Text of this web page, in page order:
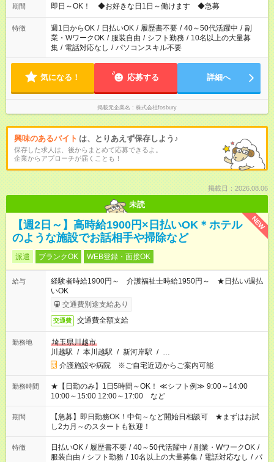
期間 即日～OK！ ◆お好きな日1日～働けます ◆急募
特徴 週1日からOK / 日払いOK / 履歴書不要 / 40～50代活躍中 / 副
業・WワークOK / 服装自由 / シフト勤務 / 10名以上の大量募
集 / 電話対応なし / パソコンスキル不要
気になる！ 応募する 詳細へ
掲載元企業名 株式会社fosbury
興味のあるバイト は、とりあえず保存しよう♪
保存した求人は、後からまとめて応募できるよ。
企業からアプローチが届くことも！
掲載日：2026.08.06
未読
NEW
【週2日～】高時給1900円×日払いOK＊ホテル
のような施設でお話相手や掃除など
派遣 ブランクOK WEB登録・面接OK
給与
経験者時給1900円～ 介護福祉士時給1950円～ ★日払い/週払
いOK
交通費別途支給あり
交通費 交通費全額支給
勤務地
埼玉県川越市
川越駅 / 本川越駅 / 新河岸駅 / …
介護施設や病院 ※ご自宅近辺からご案内可能
勤務時間
★【日勤のみ】1日5時間～OK！ ≪シフト例≫ 9:00～14:00
10:00～15:00 12:00～17:00 など
期間
【急募】即日勤務OK！中旬～など開始日相談可 ★まずはお試
し2カ月～のスタートも歓迎！
特徴 日払いOK / 履歴書不要 / 40～50代活躍中 / 副業・WワークOK /
服装自由 / シフト勤務 / 10名以上の大量募集 / 電話対応なし / パ